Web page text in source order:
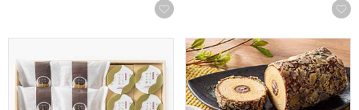
お気に入りに登録する
甘美 ふっくらどら焼きと甘美菓子の詰合せ 17個[AMA-04A]
杵屋 書写 千年杉 小倉 1本入